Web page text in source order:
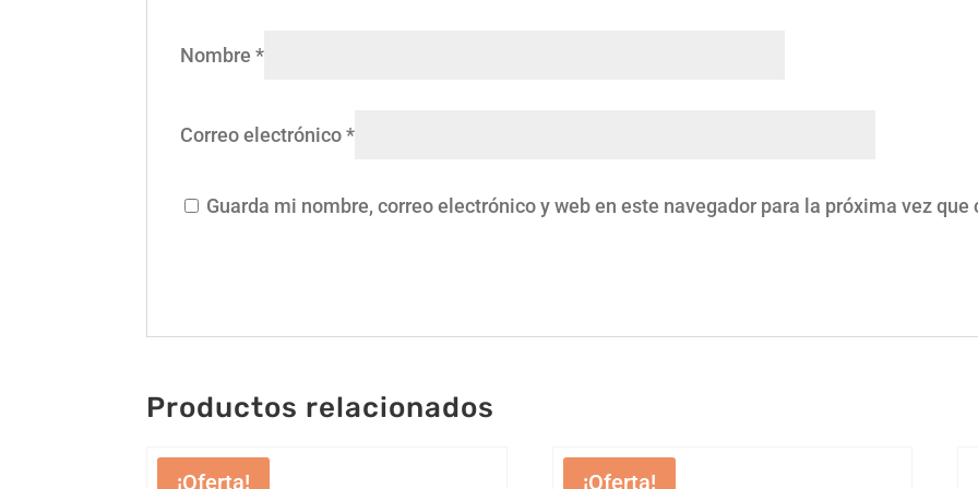
Nombre*
Correo electrónico*
Guarda mi nombre, correo electrónico y web en este navegador para la próxima vez que
Productos relacionados
¡Oferta! ¡Oferta!